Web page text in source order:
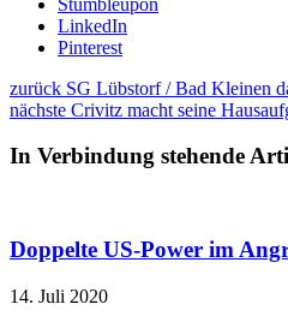
LinkedIn
Pinterest
zurück SG Lübstorf / Bad Kleinen
nächste Crivitz macht seine
In Verbindung stehende
Doppelte US-Power im
14. Juli 2020